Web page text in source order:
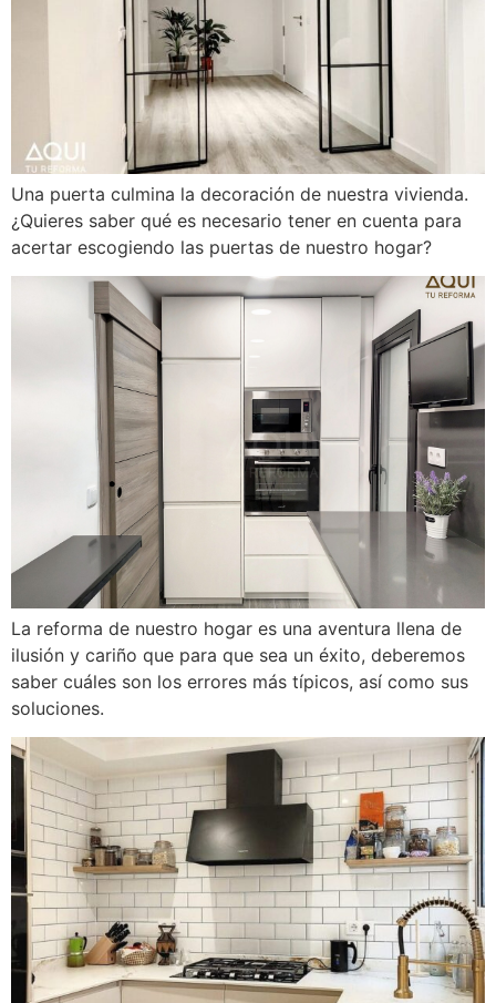
Una puerta culmina la decoración de nuestra vivienda.
¿Quieres saber qué es necesario tener en cuenta para
acertar escogiendo las puertas de nuestro hogar?
La reforma de nuestro hogar es una aventura llena de
ilusión y cariño que para que sea un éxito, deberemos
saber cuáles son los errores más típicos, así como sus
soluciones.